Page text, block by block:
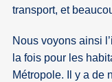
transport, et
Nous voyons ainsi
la fois pour les
Métropole. Il y a de